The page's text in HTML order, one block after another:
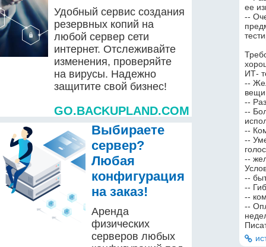
Удобный сервис создания
резервных копий на
любой сервер сети
интернет. Отслеживайте
изменения, проверяйте
на вирусы. Надежно
защитите свой бизнес!
GO.BACKUPLAND.COM
Выбираете
сервер?
Любая
конфигурация
на заказ!
Аренда
физических
серверов любых
ее
--
ИТ-
--
--
--
--
--
--
--
--
--
--